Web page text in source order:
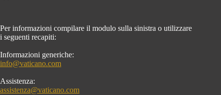
Per informazioni compilare il modulo sulla sinistra o utilizzare
i seguenti recapiti:
Informazioni generiche:
info@vaticano.com
Assistenza:
assistenza@vaticano.com